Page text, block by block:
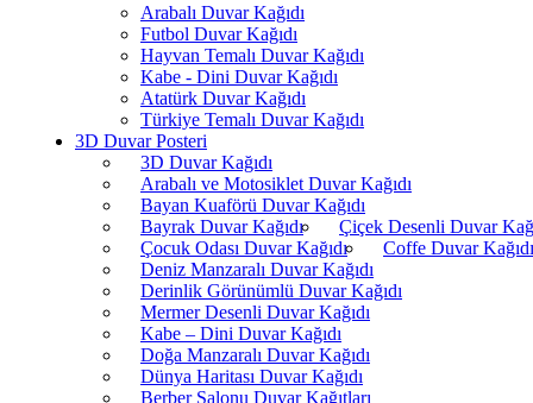
Arabalı Duvar Kağıdı
Futbol Duvar Kağıdı
Hayvan Temalı Duvar Kağıdı
Kabe - Dini Duvar Kağıdı
Atatürk Duvar Kağıdı
Türkiye Temalı Duvar Kağıdı
3D Duvar Posteri
3D Duvar Kağıdı
Arabalı ve Motosiklet Duvar Kağıdı
Bayan Kuaförü Duvar Kağıdı
Bayrak Duvar Kağıdı
Çiçek Desenli Duvar
Çocuk Odası Duvar Kağıdı
Coffe Duvar Kağıdı
Deniz Manzaralı Duvar Kağıdı
Derinlik Görünümlü Duvar Kağıdı
Mermer Desenli Duvar Kağıdı
Kabe – Dini Duvar Kağıdı
Doğa Manzaralı Duvar Kağıdı
Dünya Haritası Duvar Kağıdı
Berber Salonu Duvar Kağıtları